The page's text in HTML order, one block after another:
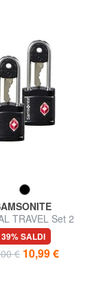
TRAVEL Set 2
TSA
39% SALDI
€ 10,99 €